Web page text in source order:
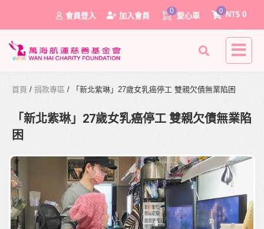
會員登入 加入會員
0
愛心車 NT$ 0
0
首頁 / 捐款專區 / 「新北紫琳」27歲女乳癌停工 雙親欠債無業陷困
「新北紫琳」27歲女乳癌停工 雙親欠債無業陷
困